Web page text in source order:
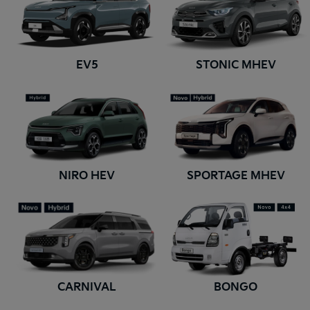
EV5 STONIC MHEV
NIRO HEV SPORTAGE MHEV
CARNIVAL BONGO